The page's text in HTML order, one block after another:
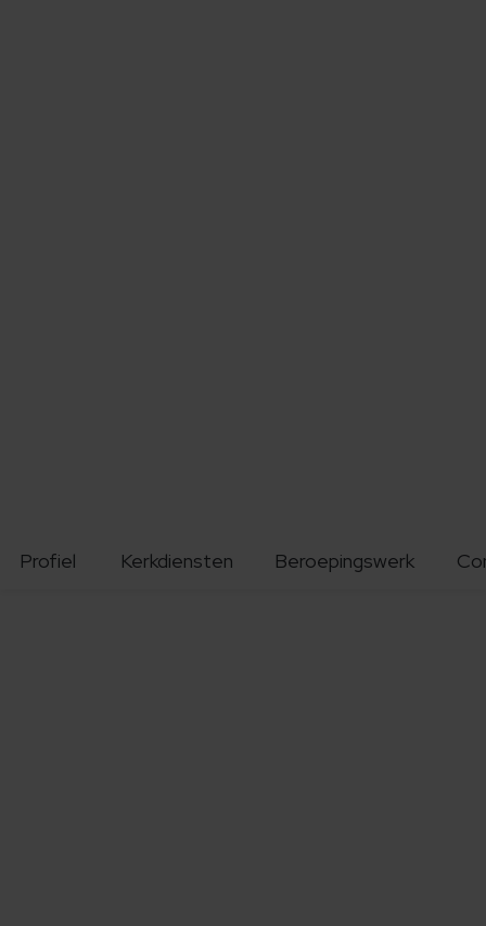
Profiel Kerkdiensten Beroepingswerk